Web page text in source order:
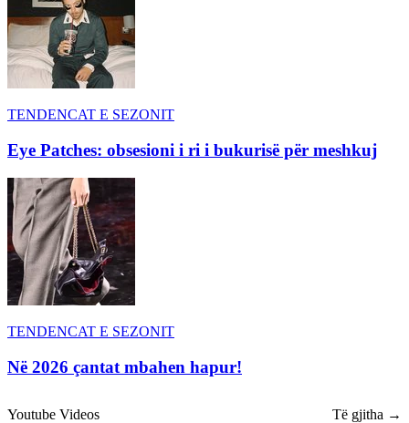
TENDENCAT E SEZONIT
Eye Patches: obsesioni i ri i bukurisë për meshkuj
TENDENCAT E SEZONIT
Në 2026 çantat mbahen hapur!
Youtube Videos Të gjitha →